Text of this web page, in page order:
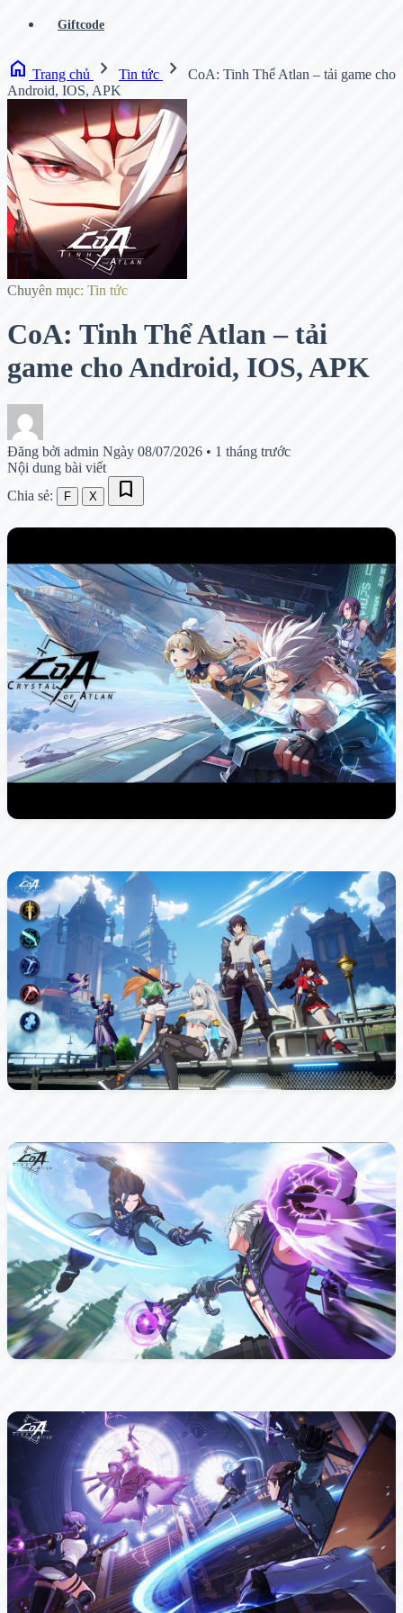
Giftcode
home Trang chủ chevron_right Tin tức chevron_right
CoA: Tinh Thể Atlan – tải game cho
Android, IOS, APK
Chuyên mục: Tin tức
CoA: Tinh Thể Atlan – tải
game cho Android, IOS, APK
Đăng bởi admin Ngày 08/07/2026 • 1 tháng trước
Nội dung bài viết
Chia sẻ:
F X bookmark